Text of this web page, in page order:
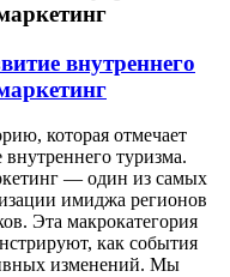
внутреннего
которая отмечает
туризма.
— один из самых
имиджа регионов
Эта макрокатегория
как события
изменений. Мы